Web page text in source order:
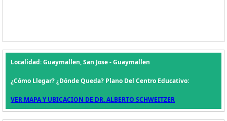
Localidad: Guaymallen, San Jose - Guaymallen
¿Cómo Llegar? ¿Dónde Queda? Plano Del Centro Educativo:
VER MAPA Y UBICACION DE DR. ALBERTO SCHWEITZER